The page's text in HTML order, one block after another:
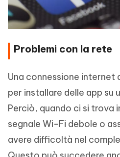
Problemi con la rete
Una connessione internet
per installare delle app su
Perciò, quando ci si trova
segnale Wi-Fi debole o
avere difficoltà nel